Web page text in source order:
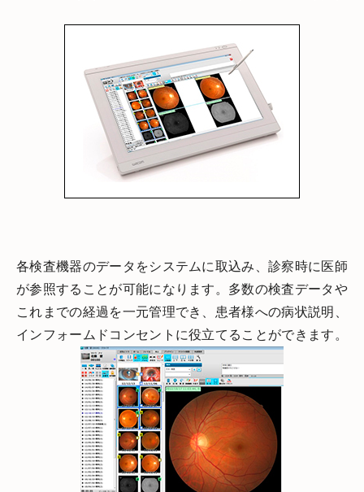
各検査機器のデータをシステムに取込み、診察時に医師
が参照することが可能になります。多数の検査データや
これまでの経過を一元管理でき、患者様への病状説明、
インフォームドコンセントに役立てることができます。